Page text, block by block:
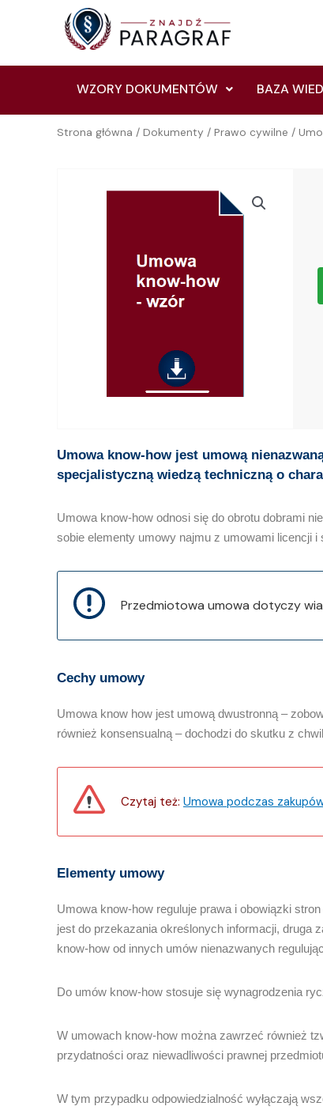
WZORY DOKUMENTÓW BAZA
Strona główna / Dokumenty / Prawo cywilne /
Umowa know-how jest umową
specjalistyczną wiedzą techniczną o
Umowa know-how odnosi się do obrotu dobrami
sobie elementy umowy najmu z umowami licencji
Przedmiotowa umowa dotyczy
Cechy umowy
Umowa know how jest umową dwustronną –
również konsensualną – dochodzi do skutku z
Czytaj też: Umowa podczas
Elementy umowy
Umowa know-how reguluje prawa i obowiązki
jest do przekazania określonych informacji, druga
know-how od innych umów nienazwanych
Do umów know-how stosuje się wynagrodzenia
W umowach know-how można zawrzeć również
przydatności oraz niewadliwości prawnej
W tym przypadku odpowiedzialność wyłączają